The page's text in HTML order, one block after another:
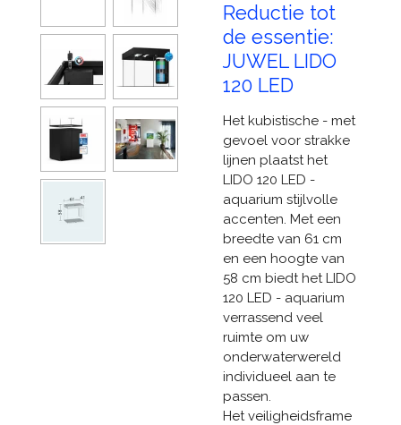
Reductie tot
de essentie:
JUWEL LIDO
120 LED
Het kubistische - met
gevoel voor strakke
lijnen plaatst het
LIDO 120 LED -
aquarium stijlvolle
accenten. Met een
breedte van 61 cm
en een hoogte van
58 cm biedt het LIDO
120 LED - aquarium
verrassend veel
ruimte om uw
onderwaterwereld
individueel aan te
passen.
Het veiligheidsframe